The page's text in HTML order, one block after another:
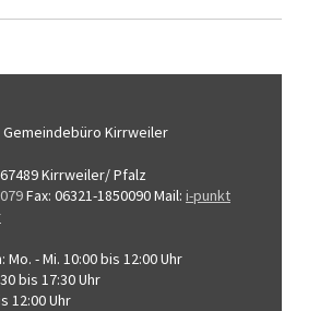
Gemeindebüro Kirrweiler
67489 Kirrweiler/ Pfalz
Fax: 06321-1850090Mail: i-punkt
Mo. - Mi. 10:00 bis 12:00 Uhr
bis 17:30 Uhr
12:00 Uhr